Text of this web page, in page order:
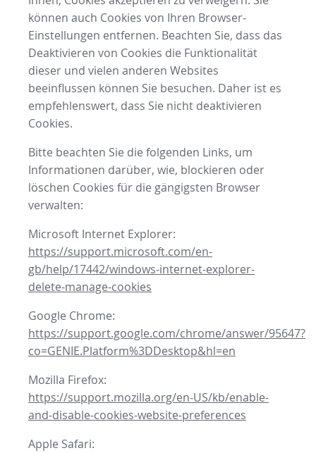
können auch Cookies von Ihren Browser-
Einstellungen entfernen. Beachten Sie, dass das
Deaktivieren von Cookies die Funktionalität
dieser und vielen anderen Websites
beeinflussen können Sie besuchen. Daher ist es
empfehlenswert, dass Sie nicht deaktivieren
Cookies.
Bitte beachten Sie die folgenden Links, um
Informationen darüber, wie, blockieren oder
löschen Cookies für die gängigsten Browser
verwalten:
Microsoft Internet Explorer:
https://support.microsoft.com/en-
gb/help/17442/windows-internet-explorer-
delete-manage-cookies
Google Chrome:
https://support.google.com/chrome/answer/95647?
co=GENIE.Platform%3DDesktop&hl=en
Mozilla Firefox:
https://support.mozilla.org/en-US/kb/enable-
and-disable-cookies-website-preferences
Apple Safari: